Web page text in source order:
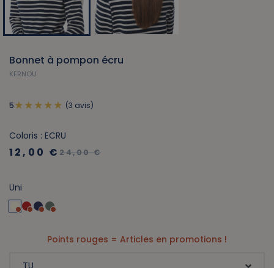
Bonnet à pompon écru
KERNOU
5 (3 avis)
Coloris : ECRU
12,00 €24,00 €
Uni
Points rouges = Articles en promotions !